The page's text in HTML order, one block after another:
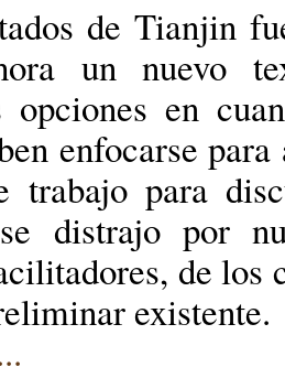
de Tianjin
un nuevo
opciones en
enfocarse
trabajo para
distrajo por
de los
existente.